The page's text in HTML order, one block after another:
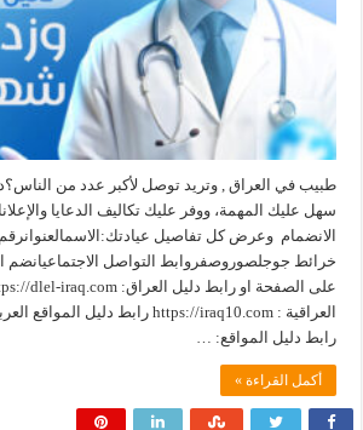
طبيب في العراق , وتريد توصل لأكبر عدد من
سهل عليك المهمة، ووفر عليك تكاليف الدعايا
الانضمام وعرض كل تفاصيل
خرائط جوجلصوروصفروابط التواصل الاجتماعيانضم
رابط دليل المواقع: …
أكمل القراءة »